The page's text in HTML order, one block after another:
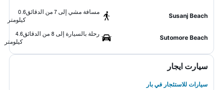
Susanj Beach
مسافة مشي إلى 7 من الدقائق
0.6
كيلومتر
Sutomore Beach
رحلة بالسيارة إلى 8 من الدقائق
4.6
كيلومتر
سيارت ايجار
سيارات للاستئجار في بار